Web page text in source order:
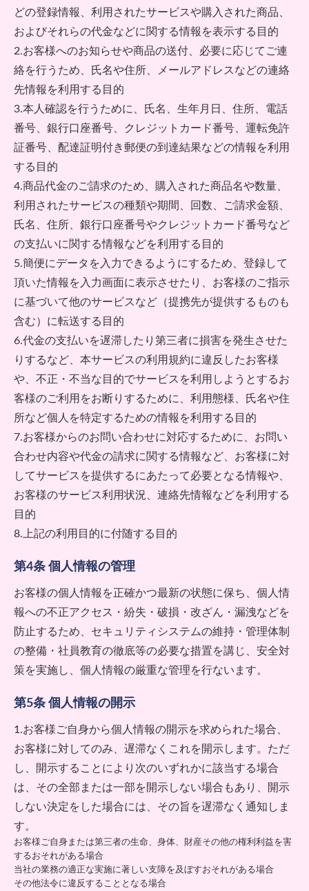
どの登録情報、利用されたサービスや購入された商品、
およびそれらの代金などに関する情報を表示する目的
2.お客様へのお知らせや商品の送付、必要に応じてご連
絡を行うため、氏名や住所、メールアドレスなどの連絡
先情報を利用する目的
3.本人確認を行うために、氏名、生年月日、住所、電話
番号、銀行口座番号、クレジットカード番号、運転免許
証番号、配達証明付き郵便の到達結果などの情報を利用
する目的
4.商品代金のご請求のため、購入された商品名や数量、
利用されたサービスの種類や期間、回数、ご請求金額、
氏名、住所、銀行口座番号やクレジットカード番号など
の支払いに関する情報などを利用する目的
5.簡便にデータを入力できるようにするため、登録して
頂いた情報を入力画面に表示させたり、お客様のご指示
に基づいて他のサービスなど（提携先が提供するものも
含む）に転送する目的
6.代金の支払いを遅滞したり第三者に損害を発生させた
りするなど、本サービスの利用規約に違反したお客様
や、不正・不当な目的でサービスを利用しようとするお
客様のご利用をお断りするために、利用態様、氏名や住
所など個人を特定するための情報を利用する目的
7.お客様からのお問い合わせに対応するために、お問い
合わせ内容や代金の請求に関する情報など、お客様に対
してサービスを提供するにあたって必要となる情報や、
お客様のサービス利用状況、連絡先情報などを利用する
目的
8.上記の利用目的に付随する目的
第4条 個人情報の管理
お客様の個人情報を正確かつ最新の状態に保ち、個人情
報への不正アクセス・紛失・破損・改ざん・漏洩などを
防止するため、セキュリティシステムの維持・管理体制
の整備・社員教育の徹底等の必要な措置を講じ、安全対
策を実施し、個人情報の厳重な管理を行ないます。
第5条 個人情報の開示
1.お客様ご自身から個人情報の開示を求められた場合、
お客様に対してのみ、遅滞なくこれを開示します。ただ
し、開示することにより次のいずれかに該当する場合
は、その全部または一部を開示しない場合もあり、開示
しない決定をした場合には、その旨を遅滞なく通知しま
す。
お客様ご自身または第三者の生命、身体、財産その他の権利利益を害
するおそれがある場合
当社の業務の適正な実施に著しい支障を及ぼすおそれがある場合
その他法令に違反することとなる場合